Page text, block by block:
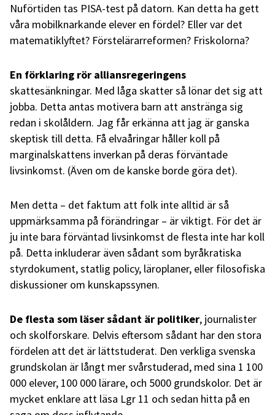
Nuförtiden tas PISA-test på datorn. Kan detta ha gett
våra mobilknarkande elever en fördel? Eller var det
matematiklyftet? Förstelärarreformen? Friskolorna?
En förklaring rör alliansregeringens
skattesänkningar. Med låga skatter så lönar det sig att
jobba. Detta antas motivera barn att anstränga sig
redan i skolåldern. Jag får erkänna att jag är ganska
skeptisk till detta. Få elvaåringar håller koll på
marginalskattens inverkan på deras förväntade
livsinkomst. (Även om de kanske borde göra det).
Men detta – det faktum att folk inte alltid är så
uppmärksamma på förändringar – är viktigt. För det är
ju inte bara förväntad livsinkomst de flesta inte har koll
på. Detta inkluderar även sådant som byråkratiska
styrdokument, statlig policy, läroplaner, eller filosofiska
diskussioner om kunskapssynen.
De flesta som läser sådant är politiker, journalister
och skolforskare. Delvis eftersom sådant har den stora
fördelen att det är lättstuderat. Den verkliga svenska
grundskolan är långt mer svårstuderad, med sina 1 100
000 elever, 100 000 lärare, och 5000 grundskolor. Det är
mycket enklare att läsa Lgr 11 och sedan hitta på en